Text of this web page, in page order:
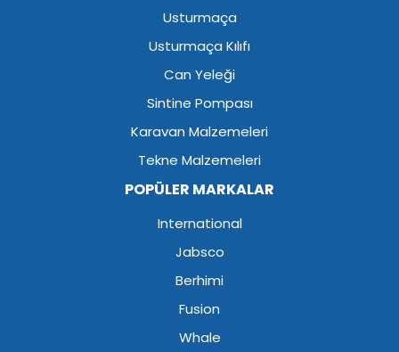
Usturmaça
Usturmaça Kılıfı
Can Yeleği
Sintine Pompası
Karavan Malzemeleri
Tekne Malzemeleri
POPÜLER MARKALAR
International
Jabsco
Berhimi
Fusion
Whale